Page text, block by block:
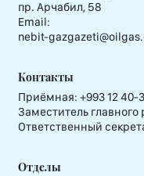
пр. Арчабил, 58
Email:
nebit-
Контакты
Приёмная: +993 12 40-
Заместитель главного
Ответственный
Отделы